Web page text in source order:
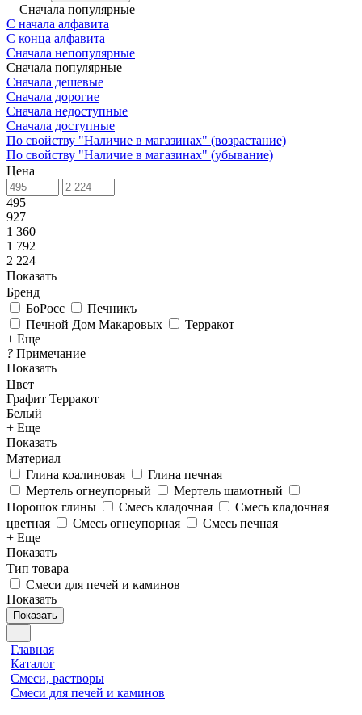
Сначала популярные
С начала алфавита
С конца алфавита
Сначала непопулярные
Сначала популярные
Сначала дешевые
Сначала дорогие
Сначала недоступные
Сначала доступные
По свойству "Наличие в магазинах" (возрастание)
По свойству "Наличие в магазинах" (убывание)
Цена
495
927
1 360
1 792
2 224
Показать
Бренд
БоРосс
Печникъ
Печной Дом Макаровых
Терракот
+ Еще
? Примечание
Показать
Цвет
Графит Терракот
Белый
+ Еще
Показать
Материал
Глина коалиновая
Глина печная
Мертель огнеупорный
Мертель шамотный
Порошок глины
Смесь кладочная
Смесь кладочная
цветная
Смесь огнеупорная
Смесь печная
+ Еще
Показать
Тип товара
Смеси для печей и каминов
Показать
Показать
Главная
Каталог
Смеси, растворы
Смеси для печей и каминов